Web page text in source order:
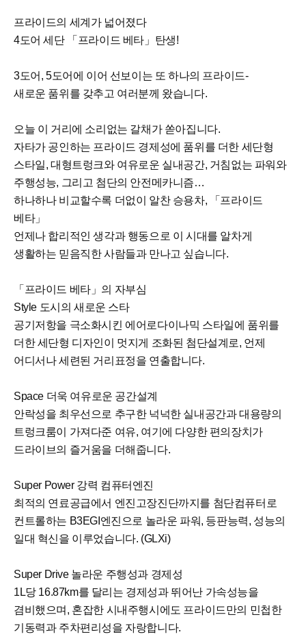
프라이드의 세계가 넓어졌다
4도어 세단 「프라이드 베타」탄생!
3도어, 5도어에 이어 선보이는 또 하나의 프라이드-
새로운 품위를 갖추고 여러분께 왔습니다.
오늘 이 거리에 소리없는 갈채가 쏟아집니다.
자타가 공인하는 프라이드 경제성에 품위를 더한 세단형
스타일, 대형트렁크와 여유로운 실내공간, 거침없는 파워와
주행성능, 그리고 첨단의 안전메카니즘…
하나하나 비교할수록 더없이 알찬 승용차, 「프라이드
베타」
언제나 합리적인 생각과 행동으로 이 시대를 알차게
생활하는 믿음직한 사람들과 만나고 싶습니다.
「프라이드 베타」의 자부심
Style 도시의 새로운 스타
공기저항을 극소화시킨 에어로다이나믹 스타일에 품위를
더한 세단형 디자인이 멋지게 조화된 첨단설계로, 언제
어디서나 세련된 거리표정을 연출합니다.
Space 더욱 여유로운 공간설계
안락성을 최우선으로 추구한 넉넉한 실내공간과 대용량의
트렁크룸이 가져다준 여유, 여기에 다양한 편의장치가
드라이브의 즐거움을 더해줍니다.
Super Power 강력 컴퓨터엔진
최적의 연료공급에서 엔진고장진단까지를 첨단컴퓨터로
컨트롤하는 B3EGI엔진으로 놀라운 파워, 등판능력, 성능의
일대 혁신을 이루었습니다. (GLXi)
Super Drive 놀라운 주행성과 경제성
1L당 16.87km를 달리는 경제성과 뛰어난 가속성능을
겸비했으며, 혼잡한 시내주행시에도 프라이드만의 민첩한
기동력과 주차편리성을 자랑합니다.